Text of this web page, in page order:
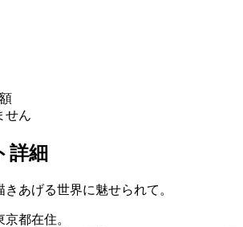
せん
詳細
あげる世界に魅せられて。
都在住。